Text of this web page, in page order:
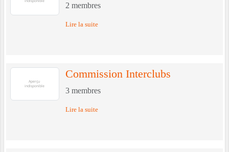
2 membres
Lire la suite
Commission Interclubs
3 membres
Lire la suite